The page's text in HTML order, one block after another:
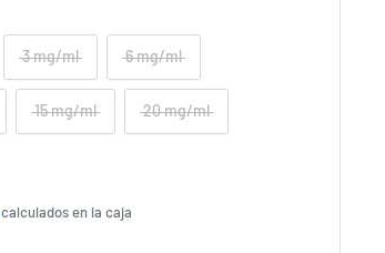
3 mg/ml 6 mg/ml
15 mg/ml 20 mg/ml
calculados en la caja